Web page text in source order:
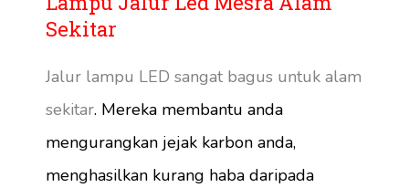
Sekitar
Jalur lampu LED sangat bagus untuk alam
sekitar. Mereka membantu anda
mengurangkan jejak karbon anda,
menghasilkan kurang haba daripada